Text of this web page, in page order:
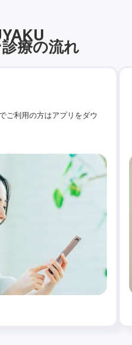
療の流れ
ご利用の方はアプリをダウ